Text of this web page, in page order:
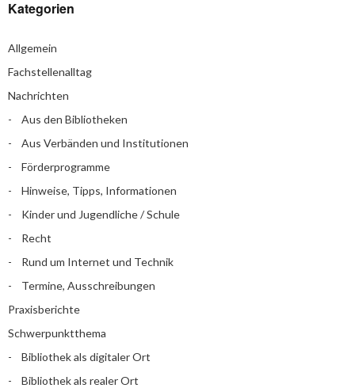
Kategorien
Allgemein
Fachstellenalltag
Nachrichten
Aus den Bibliotheken
Aus Verbänden und Institutionen
Förderprogramme
Hinweise, Tipps, Informationen
Kinder und Jugendliche / Schule
Recht
Rund um Internet und Technik
Termine, Ausschreibungen
Praxisberichte
Schwerpunktthema
Bibliothek als digitaler Ort
Bibliothek als realer Ort